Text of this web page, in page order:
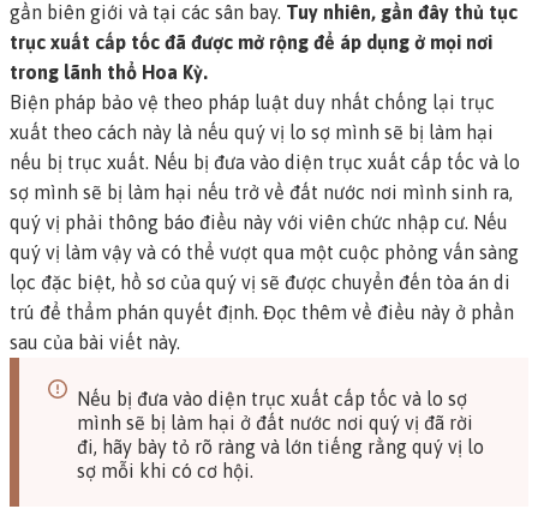
gần biên giới và tại các sân bay. Tuy nhiên, gần đây thủ tục
trục xuất cấp tốc đã được mở rộng để áp dụng ở mọi nơi
trong lãnh thổ Hoa Kỳ.
Biện pháp bảo vệ theo pháp luật duy nhất chống lại trục
xuất theo cách này là nếu quý vị lo sợ mình sẽ bị làm hại
nếu bị trục xuất. Nếu bị đưa vào diện trục xuất cấp tốc và lo
sợ mình sẽ bị làm hại nếu trở về đất nước nơi mình sinh ra,
quý vị phải thông báo điều này với viên chức nhập cư. Nếu
quý vị làm vậy và có thể vượt qua một cuộc phỏng vấn sàng
lọc đặc biệt, hồ sơ của quý vị sẽ được chuyển đến tòa án di
trú để thẩm phán quyết định. Đọc thêm về điều này ở phần
sau của bài viết này.
Nếu bị đưa vào diện trục xuất cấp tốc và lo sợ
mình sẽ bị làm hại ở đất nước nơi quý vị đã rời
đi, hãy bày tỏ rõ ràng và lớn tiếng rằng quý vị lo
sợ mỗi khi có cơ hội.